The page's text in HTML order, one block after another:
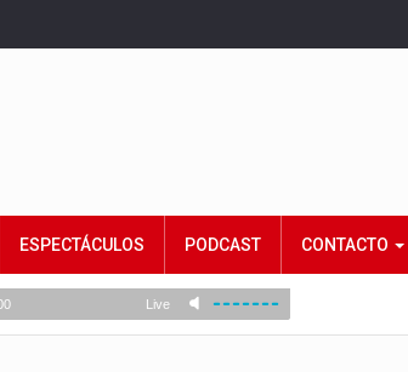
ESPECTÁCULOS PODCAST CONTACTO